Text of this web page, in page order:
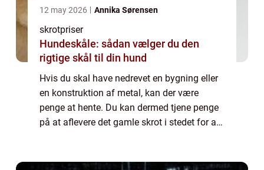
12 may 2026 Annika Sørensen
skrotpriser
Hundeskåle: sådan vælger du den
rigtige skål til din hund
Hvis du skal have nedrevet en bygning eller
en konstruktion af metal, kan der være
penge at hente. Du kan dermed tjene penge
på at aflevere det gamle skrot i stedet for at